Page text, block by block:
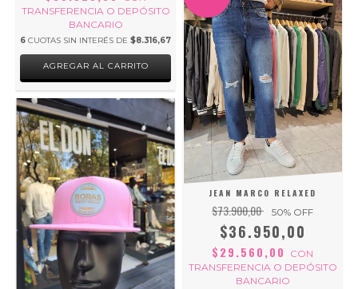
TRANSFERENCIA O DEPÓSITO
BANCARIO
6 CUOTAS SIN INTERÉS DE $8.316,67
AGREGAR AL CARRITO
JEAN MARCO RELAXED
$73.900,00 50% OFF
$36.950,00
$29.560,00
CON
TRANSFERENCIA O DEPÓSITO
BANCARIO